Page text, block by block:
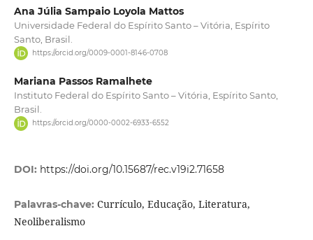
Ana Júlia Sampaio Loyola Mattos
Universidade Federal do Espírito Santo – Vitória, Espírito
Santo, Brasil.
https://orcid.org/0009-0001-8146-0708
Mariana Passos Ramalhete
Instituto Federal do Espírito Santo – Vitória, Espírito Santo,
Brasil.
https://orcid.org/0000-0002-6933-6552
DOI: https://doi.org/10.15687/rec.v19i2.71658
Palavras-chave: Currículo, Educação, Literatura,
Neoliberalismo